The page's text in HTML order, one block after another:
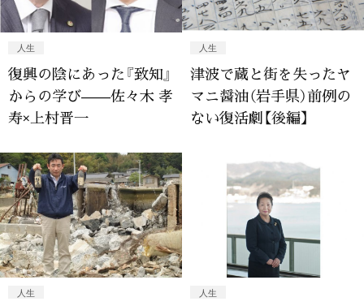
人生
復興の陰にあった『致知』
からの学び——佐々木 孝
寿×上村晋一
人生
津波で蔵と街を失ったヤ
マニ醤油（岩手県）前例の
ない復活劇【後編】
人生 人生